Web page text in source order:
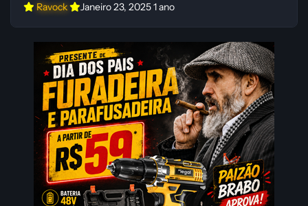
Ravock Janeiro 23, 20251 ano